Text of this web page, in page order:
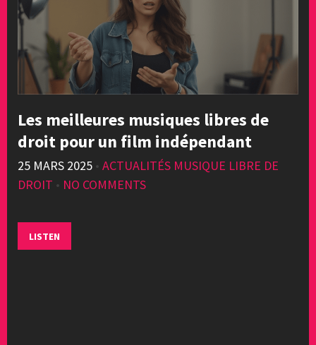
Les meilleures musiques libres de
droit pour un film indépendant
25 MARS 2025 • ACTUALITÉS MUSIQUE LIBRE DE
DROIT • NO COMMENTS
LISTEN